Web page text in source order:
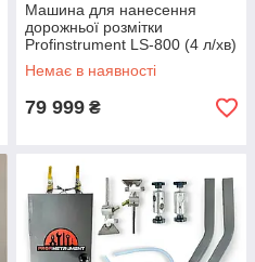
Машина для нанесення
дорожньої розмітки
Profinstrument LS-800 (4 л/хв)
Немає в наявності
79 999 ₴